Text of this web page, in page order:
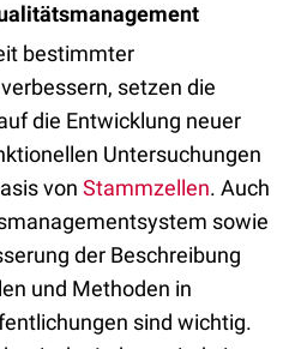
bestimmter
setzen die
die Entwicklung neuer
Untersuchungen
von Stammzellen. Auch
sowie
der Beschreibung
und Methoden in
sind wichtig.